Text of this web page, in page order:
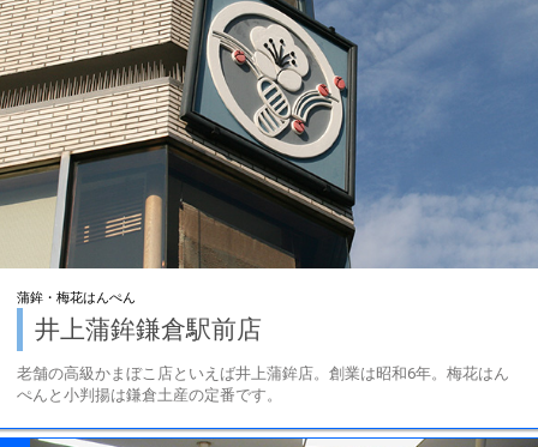
蒲鉾・梅花はんぺん
井上蒲鉾鎌倉駅前店
老舗の高級かまぼこ店といえば井上蒲鉾店。創業は昭和6年。梅花はん
ぺんと小判揚は鎌倉土産の定番です。